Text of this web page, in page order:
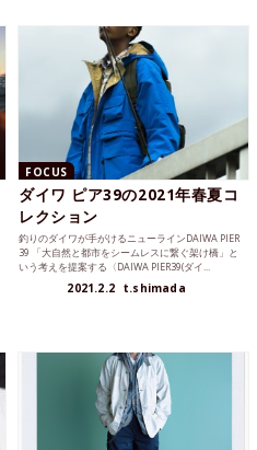
FOCUS
ダイワ ピア39の2021年春夏コ
レクション
釣りのダイワが手がけるニューラインDAIWA PIER
39 「大自然と都市をシームレスに繋ぐ架け橋」と
いう考えを提案する〈DAIWA PIER39(ダイ...
2021.2.2 t.shimada